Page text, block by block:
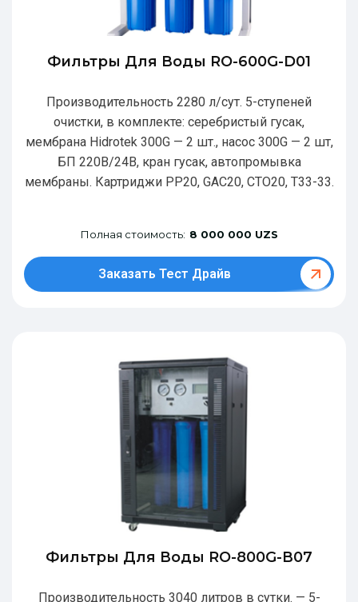
Фильтры Для Воды RO-600G-D01
Производительность 2280 л/сут. 5-ступеней
очистки, в комплекте: серебристый гусак,
мембрана Hidrotek 300G — 2 шт., насос 300G — 2 шт,
БП 220В/24В, кран гусак, автопромывка
мембраны. Картриджи РР20, GAC20, CTO20, T33-33.
Полная стоимость: 8 000 000 UZS
Заказать Тест Драйв
Фильтры Для Воды RO-800G-В07
Производительность 3040 литров в сутки. — 5-